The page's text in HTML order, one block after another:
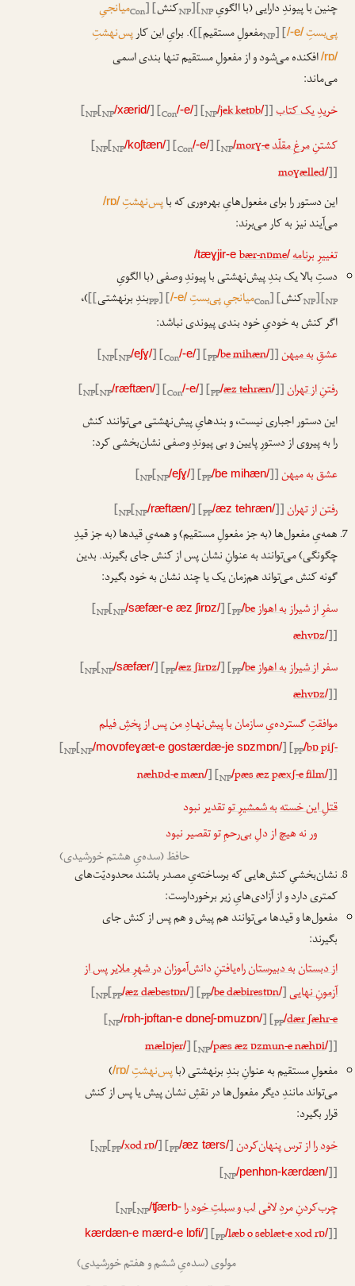
چنین با پیوندِ دارایی (با الگویِ
[
NP [NP کنش] [
Conمیانجیِ
پی‌بستِ/-e/
] [
NPمفعولِ مستقیم]]). برایِ این کارپس‌نهشتِ
/rɒ/افکنده می‌شود و از مفعولِ مستقیم تنها بندی اسمی
می‌ماند:
خریدِیک کتاب [NP[NP/xærid/] [Con/-e/] [NP/jek ketɒb/]]
کشتنِمرغِ مقلّد [NP[NP/koʃtæn/] [Con/-e/] [NP/morɣ-e
moɣælled/]]
این دستور را برای مفعول‌هایِ بهره‌ور‌ی که باپس‌نهشتِ/rɒ/
می‌آیند نیز به کار می‌برند:
تغییرِبرنامه /tæɣjir-ebær-nɒme/
دستِ بالا یک بندِ پیش‌نهشتی با پیوندِ وصفی (با الگویِ
[
NP [NP کنش] [
Conمیانجیِ پی‌بستِ/-e/
] [
PPبندِ برنهشتی]])،
اگر کنش به خودیِ خود بندی پیوندی نباشد:
عشقِبه میهن [NP[NP/eʃɣ/] [Con/-e/] [PP/be mihæn/]]
رفتنِاز تهران [NP[NP/ræftæn/] [Con/-e/] [PP/æz tehræn/]]
این دستور اجباری نیست، و بندهایِ پیش‌نهشتی می‌توانند کنش
را به پیروی از دستورِ پایین و بی پیوندِ وصفی نشان‌بخشی کرد:
عشق به میهن
[NP[NP/eʃɣ/] [PP/be mihæn/]]
رفتن از تهران
[NP[NP/ræftæn/] [PP/æz tehræn/]]
همه‌یِ مفعول‌ها (به جز مفعولِ مستقیم) و همه‌یِ قیدها (به جز قیدِ
چگونگی) می‌توانند به عنوانِ نشان پس از کنش جای بگیرند. بدین
گونه کنش می‌تواند هم‌زمان یک یا چند نشان به خود بگیرد:
سفرِ از شیرازبه اهواز [NP[NP/sæfær-e æz ʃirɒz/] [PP/be
æhvɒz/]]
سفراز شیرازبه اهواز [NP[NP/sæfær/] [PP/æz ʃirɒz/] [PP/be
æhvɒz/]]
موافقتِ گسترده‌یِ سازمانبا پیش‌نهـادِ منپس از پخشِ فیلم
[NP[NP/movɒfeɣæt-e gostærdæ-je sɒzmɒn/] [PP/bɒ piʃ-
næhɒd-e mæn/] [NP/pæs æz pæxʃ-e film/]]
قتلِ این خستهبه شمشیرِ توتقدیر نبود
ور نه هیچ از دلِ بی‌رحمِ تو تقصیر نبود
حافظ (سده‌یِ هشتم خورشیدی)
نشان‌بخشیِ کنش‌هایی که برساخته‌یِ مصدر باشند محدودیّت‌های
کمتری دارد و از آزادی‌هایِ زیر برخوردارست:
مفعول‌ها و قیدها می‌توانند هم پیش و هم پس از کنش جای
بگیرند:
از دبستانبه دبیرستانراه‌یافتنِ دانش‌آموزاندر شهرِ ملایرپس از
آزمونِ نهایی
[NP[PP/æz dæbestɒn/] [PP/be dæbirestɒn/]
[NP/rɒh-jɒftan-e dɒneʃ-ɒmuzɒn/] [PP/dær ʃæhr-e
mælɒjer/] [NP/pæs æz ɒzmun-e næhɒi/]]
مفعولِ مستقیم به عنوانِ بندِ برنهشتی (باپس‌نهشتِ/rɒ/
)
می‌تواند مانندِ دیگر مفعول‌ها در نقشِ نشان پیش یا پس از کنش
قرار بگیرد:
خود رااز ترس پنهان‌کردن [NP[PP/xod rɒ/] [PP/æz tærs/]
[NP/penhɒn-kærdæn/]]
چرب‌کردنِ مردِ لافیلب و سبلتِ خود را [NP[NP/ʧærb-
kærdæn-e mærd-e lɒfi/] [PP/læb o seblæt-e xod rɒ/]]
مولوی (سده‌یِ ششم و هفتم خورشیدی)